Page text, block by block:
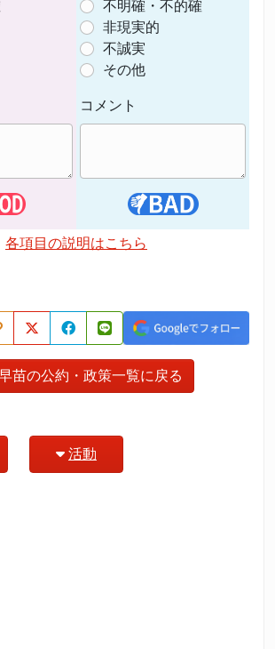
不明確・不的確
非現実的
不誠実
その他
コメント
各項目の説明はこちら
苗の公約・政策一覧に戻る
活動